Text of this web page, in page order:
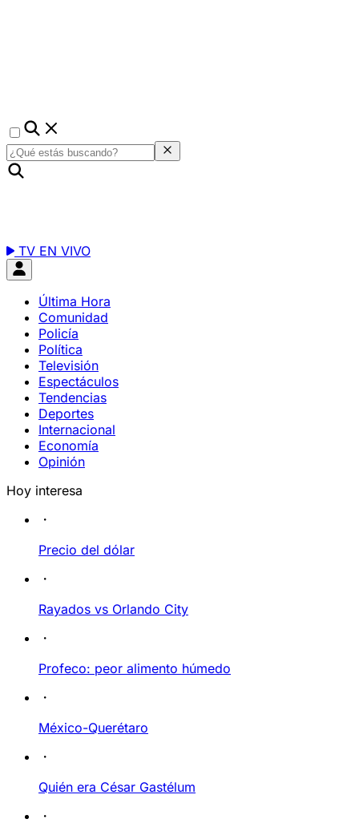
TV EN VIVO
Última Hora
Comunidad
Policía
Política
Televisión
Espectáculos
Tendencias
Deportes
Internacional
Economía
Opinión
Hoy interesa
Precio del dólar
Rayados vs Orlando City
Profeco: peor alimento húmedo
México-Querétaro
Quién era César Gastélum